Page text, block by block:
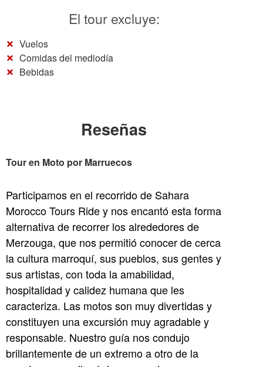
El tour excluye:
Vuelos
Comidas del mediodía
Bebidas
Reseñas
Tour en Moto por Marruecos
Participamos en el recorrido de Sahara
Morocco Tours Ride y nos encantó esta forma
alternativa de recorrer los alrededores de
Merzouga, que nos permitió conocer de cerca
la cultura marroquí, sus pueblos, sus gentes y
sus artistas, con toda la amabilidad,
hospitalidad y calidez humana que les
caracteriza. Las motos son muy divertidas y
constituyen una excursión muy agradable y
responsable. Nuestro guía nos condujo
brillantemente de un extremo a otro de la